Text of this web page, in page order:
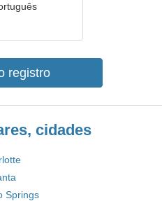
registro
cidades
Springs